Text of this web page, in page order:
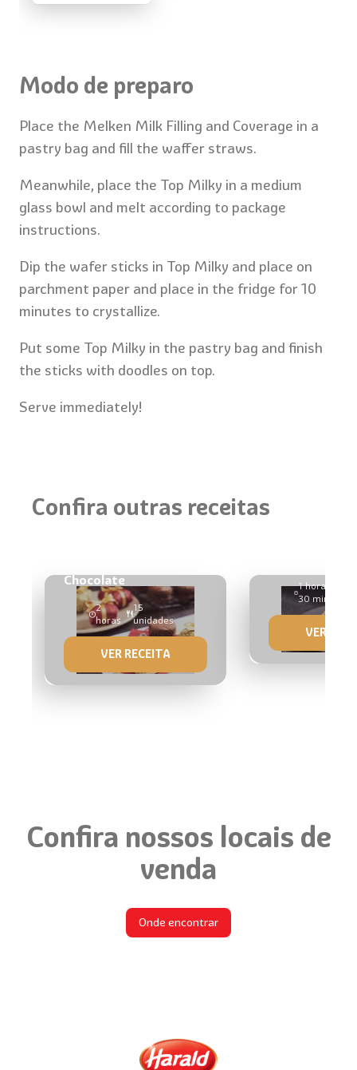
Modo de preparo
Place the Melken Milk Filling and Coverage in a
pastry bag and fill the waffer straws.
Meanwhile, place the Top Milky in a medium
glass bowl and melt according to package
instructions.
Dip the wafer sticks in Top Milky and place on
parchment paper and place in the fridge for 10
minutes to crystallize.
Put some Top Milky in the pastry bag and finish
the sticks with doodles on top.
Serve immediately!
Confira outras receitas
Chocolate
2
horas
15
unidades
VER RECEITA
1 hora e
30 min
VER
Confira nossos locais de
venda
Onde encontrar